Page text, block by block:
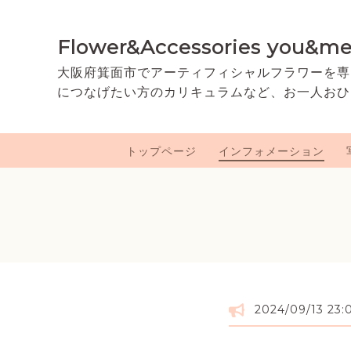
Flower&Accessories
大阪府箕面市でアーティフィシャルフラワーを
につなげたい方のカリキュラムなど、お一人お
トップページ インフォメーション
2024/09/13